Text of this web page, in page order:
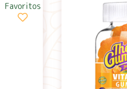
Favoritos